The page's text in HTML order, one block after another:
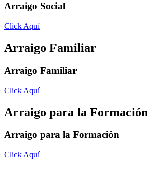
Arraigo Social
Click Aquí
Arraigo Familiar
Arraigo Familiar
Click Aquí
Arraigo para la Formación
Arraigo para la Formación
Click Aquí